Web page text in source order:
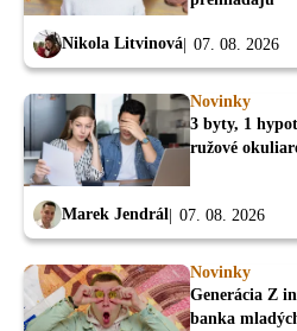
Nikola Litvinová 07. 08. 2026
Novinky
3 byty, 1
ružové
Marek Jendrál 07. 08. 2026
Novinky
Generácia Z
banka